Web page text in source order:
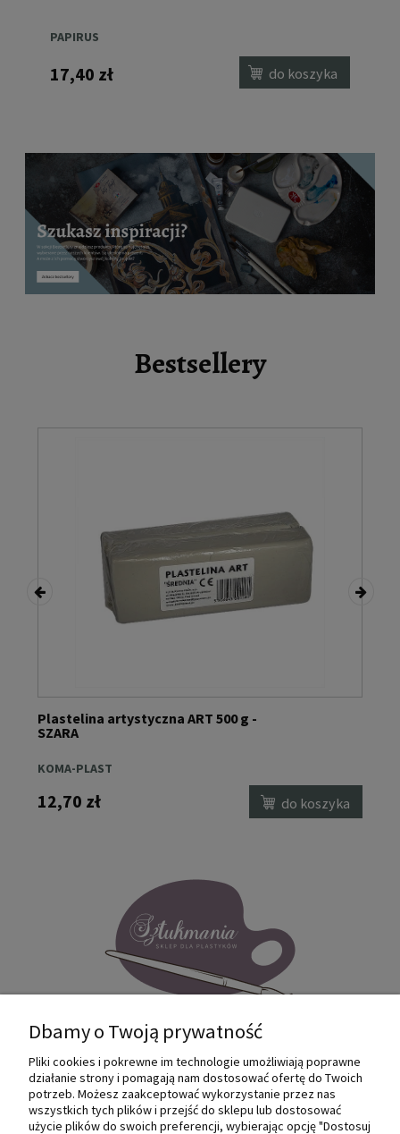
PAPIRUS
17,40 zł do koszyka
Bestsellery
Linoleum do linorytu – B2 (50x70)
PAPIRUS
63,90 zł do koszyka
Internetowy sklep dla plastyków
SZTUKMANIA. Profesjonalne artykuły dla
małych i dużych artystów.
Dbamy o Twoją prywatność
Pliki cookies i pokrewne im technologie umożliwiają poprawne
działanie strony i pomagają nam dostosować ofertę do Twoich
potrzeb. Możesz zaakceptować wykorzystanie przez nas
wszystkich tych plików i przejść do sklepu lub dostosować
użycie plików do swoich preferencji, wybierając opcję "Dostosuj